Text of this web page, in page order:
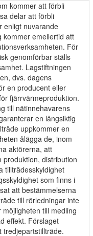
kommer att förbli
delar att förbli
enligt nuvarande
kommer emellertid att
För
genomförbar ställs
Lagstiftningen
dvs. dagens
en producent eller
fjärrvärmeproduktion.
till nätinnehavarens
en långsiktig
uppkommer en
ålägga de, inom
aktörerna, att
distribution
tillträdesskyldighet
som finns i
att bestämmelserna
till rörledningar inte
till medling
effekt. Förslaget